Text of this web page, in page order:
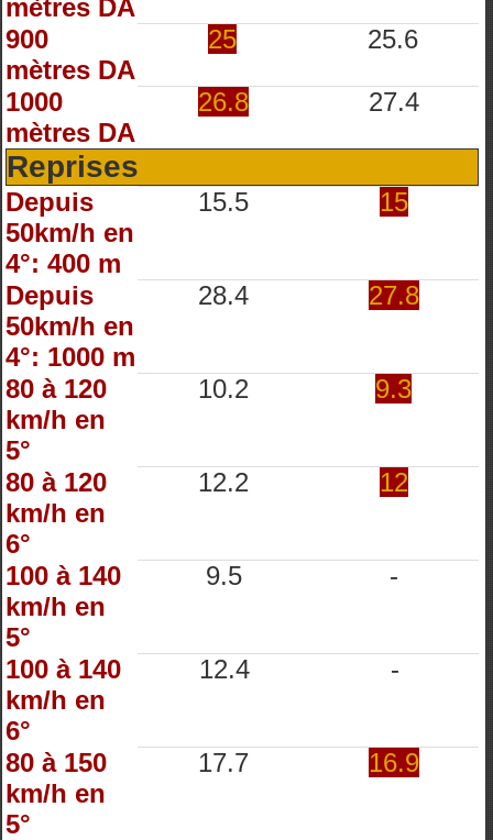
mètres DA
900
mètres DA
25 25.6
1000
mètres DA
26.8 27.4
Reprises
Depuis
50km/h en
4°: 400 m
15.5 15
Depuis
50km/h en
4°: 1000 m
28.4 27.8
80 à 120
km/h en
5°
10.2 9.3
80 à 120
km/h en
6°
12.2 12
100 à 140
km/h en
5°
9.5 -
100 à 140
km/h en
6°
12.4 -
80 à 150
km/h en
5°
17.7 16.9